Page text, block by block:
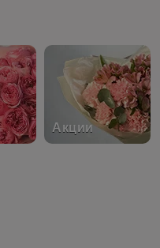
Акции